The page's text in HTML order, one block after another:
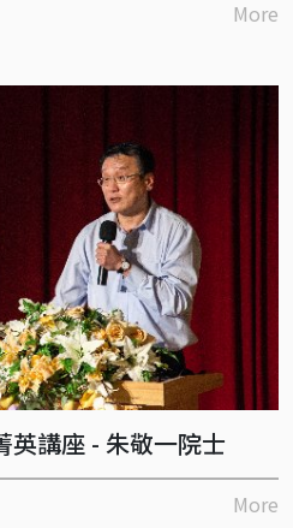
More
英講座 - 朱敬一院士
More